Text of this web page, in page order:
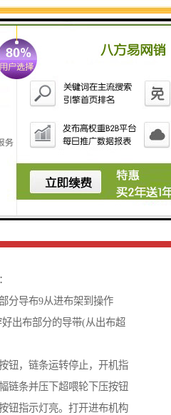
分导布9从进布架到操作
出布部分的导带(从出布超
钮，链条运转停止，开机指
链条并压下超喂轮下压按钮
钮指示灯亮。打开进布机构